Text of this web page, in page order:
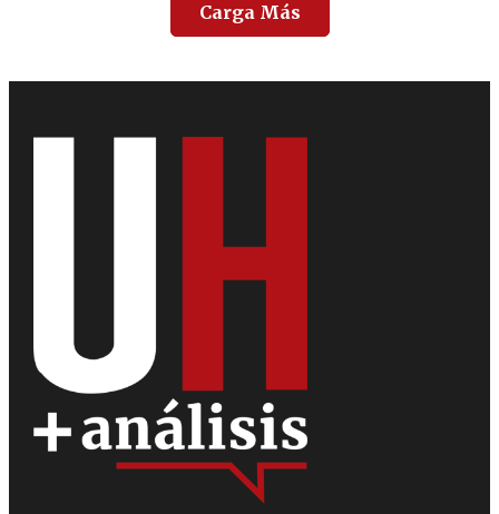
Carga Más